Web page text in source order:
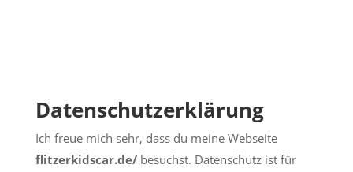
Datenschutzerklärung
Ich freue mich sehr, dass du meine Webseite
flitzerkidscar.de/besuchst. Datenschutz ist für